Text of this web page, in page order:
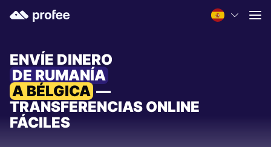
ENVÍE DINERO
DE RUMANÍA
A BÉLGICA —
TRANSFERENCIAS ONLINE
FÁCILES